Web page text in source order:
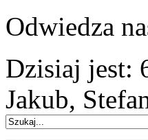
Odwiedza
Dzisiaj jest:
Jakub,